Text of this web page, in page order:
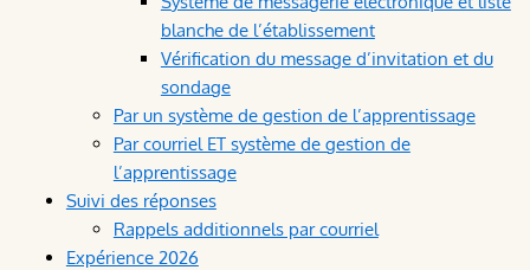
blanche de l’établissement
Vérification du message d’invitation et du
sondage
Par un système de gestion de l’apprentissage
Par courriel ET système de gestion de
l’apprentissage
Suivi des réponses
Rappels additionnels par courriel
Expérience 2026